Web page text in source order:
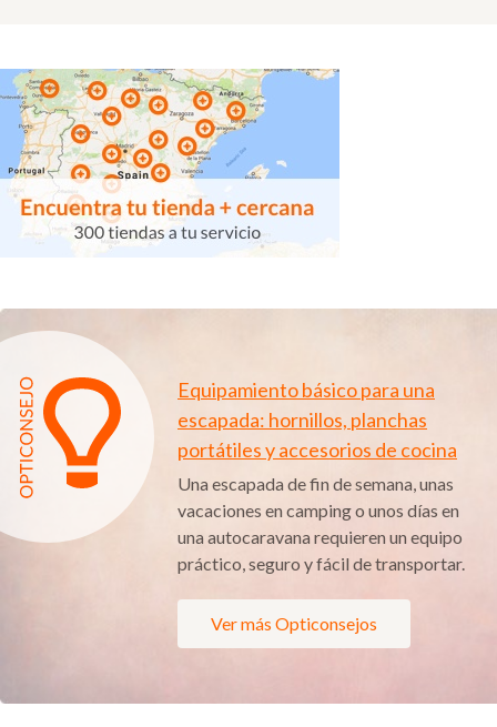
Equipamiento básico para una
escapada: hornillos, planchas
portátiles y accesorios de cocina
Una escapada de fin de semana, unas
vacaciones en camping o unos días en
una autocaravana requieren un equipo
práctico, seguro y fácil de transportar.
Ver más Opticonsejos